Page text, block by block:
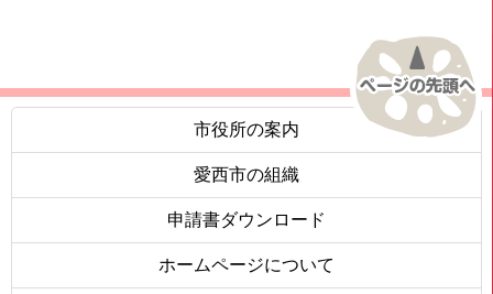
市役所の案内
愛西市の組織
申請書ダウンロード
ホームページについて